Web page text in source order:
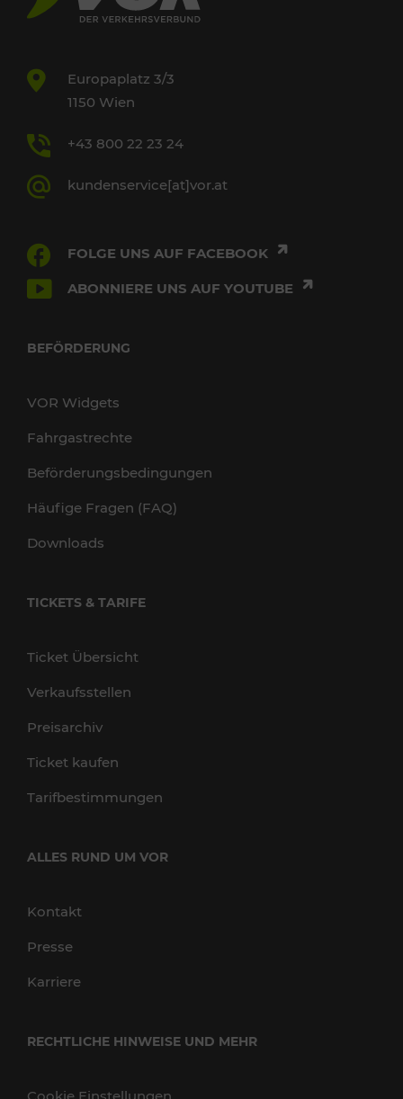
Europaplatz 3/3
1150 Wien
+43 800 22 23 24
kundenservice[at]vor.at
FOLGE UNS AUF FACEBOOK
ABONNIERE UNS AUF YOUTUBE
BEFÖRDERUNG
VOR Widgets
Fahrgastrechte
Beförderungsbedingungen
Häufige Fragen (FAQ)
Downloads
TICKETS & TARIFE
Ticket Übersicht
Verkaufsstellen
Preisarchiv
Ticket kaufen
Tarifbestimmungen
ALLES RUND UM VOR
Kontakt
Presse
Karriere
RECHTLICHE HINWEISE UND MEHR